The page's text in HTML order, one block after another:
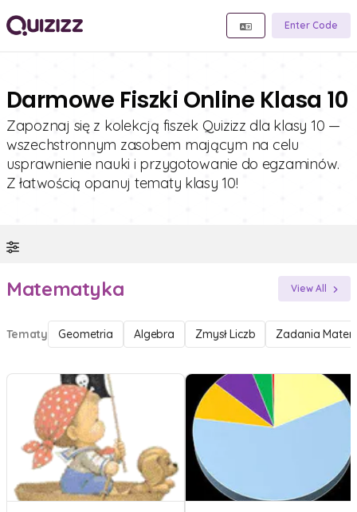
Enter Code
Darmowe Fiszki Online Klasa 10
Zapoznaj się z kolekcją fiszek Quizizz dla klasy 10 —
wszechstronnym zasobem mającym na celu
usprawnienie nauki i przygotowanie do egzaminów.
Z łatwością opanuj tematy klasy 10!
Matematyka View All
Tematy Geometria Algebra Zmysł Liczb Zadania